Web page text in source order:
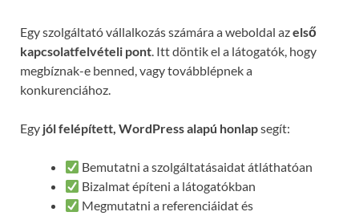
Egy szolgáltató vállalkozás számára a weboldal azelső
kapcsolatfelvételi pont. Itt döntik el a látogatók, hogy
megbíznak-e benned, vagy továbblépnek a
konkurenciához.
Egy jól felépített, WordPress alapú honlapsegít:
Bemutatni a szolgáltatásaidat átláthatóan
Bizalmat építeni a látogatókban
Megmutatni a referenciáidat és